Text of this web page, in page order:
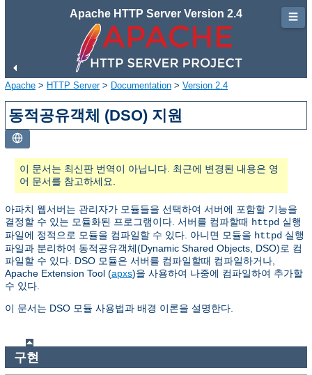
Apache HTTP Server Version 2.4
Apache > HTTP Server> Documentation > Version 2.4
동적공유객체 (DSO) 지원
이 문서는 최신판 번역이 아닙니다. 최근에 변경된 내용은 영
어 문서를 참고하세요.
아파치 웹서버는 관리자가 모듈들을 선택하여 서버에 포함할 기능을
결정할 수 있는 모듈화된 프로그램이다. 서버를 컴파할때 httpd 실행
파일에 정적으로 모듈을 컴파일할 수 있다. 아니면 모듈을 httpd 실행
파일과 분리하여 동적공유객체(Dynamic Shared Objects, DSO)로 컴
파일할 수 있다. DSO 모듈은 서버를 컴파일할때 컴파일하거나,
Apache Extension Tool (apxs)을 사용하여 나중에 컴파일하여 추가할
수 있다.
이 문서는 DSO 모듈 사용법과 배경 이론을 설명한다.
구현
☰